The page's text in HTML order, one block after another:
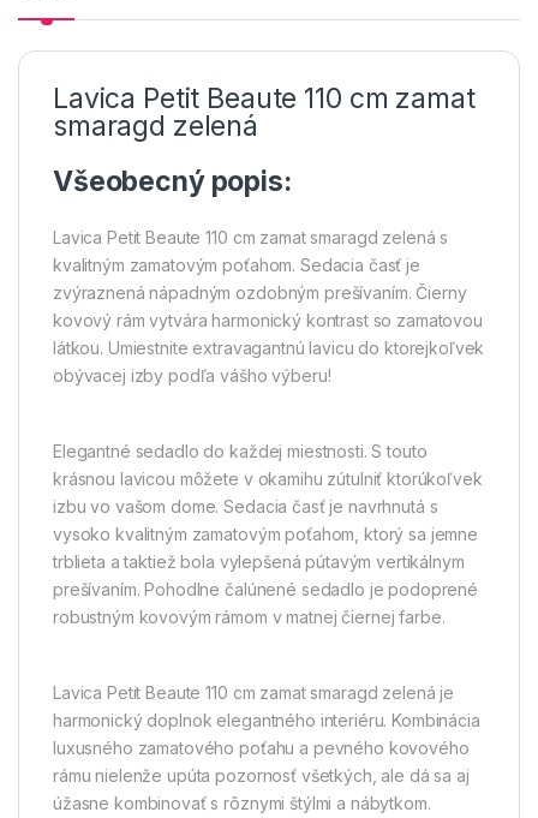
Lavica Petit Beaute 110 cm zamat
smaragd zelená
Všeobecný popis:
Lavica Petit Beaute 110 cm zamat smaragd zelená s
kvalitným zamatovým poťahom. Sedacia časť je
zvýraznená nápadným ozdobným prešívaním. Čierny
kovový rám vytvára harmonický kontrast so zamatovou
látkou. Umiestnite extravagantnú lavicu do ktorejkoľvek
obývacej izby podľa vášho výberu!
Elegantné sedadlo do každej miestnosti. S touto
krásnou lavicou môžete v okamihu zútulniť ktorúkoľvek
izbu vo vašom dome. Sedacia časť je navrhnutá s
vysoko kvalitným zamatovým poťahom, ktorý sa jemne
trblieta a taktiež bola vylepšená pútavým vertikálnym
prešívaním. Pohodlne čalúnené sedadlo je podoprené
robustným kovovým rámom v matnej čiernej farbe.
Lavica Petit Beaute 110 cm zamat smaragd zelená je
harmonický doplnok elegantného interiéru. Kombinácia
luxusného zamatového poťahu a pevného kovového
rámu nielenže upúta pozornosť všetkých, ale dá sa aj
úžasne kombinovať s rôznymi štýlmi a nábytkom.